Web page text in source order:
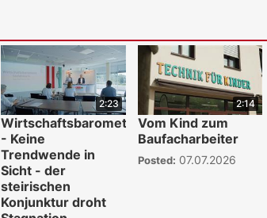
2:23
Wirtschaftsbarometer
- Keine
Trendwende in
Sicht - der
steirischen
Konjunktur droht
2:14
Vom Kind zum
Baufacharbeiter
Posted: 07.07.2026